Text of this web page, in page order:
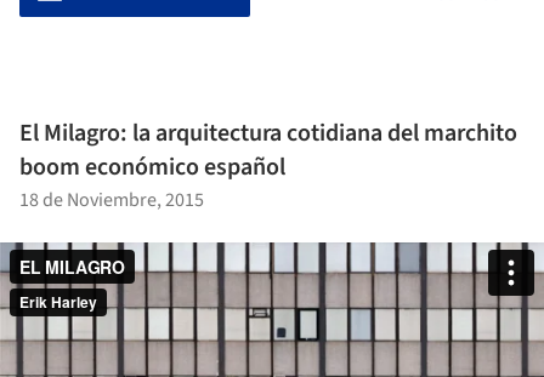
El Milagro: la arquitectura cotidiana del marchito
boom económico español
18 de Noviembre, 2015